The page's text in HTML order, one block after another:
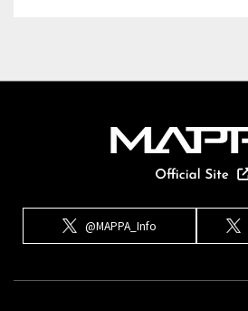
@MAPPA_Info